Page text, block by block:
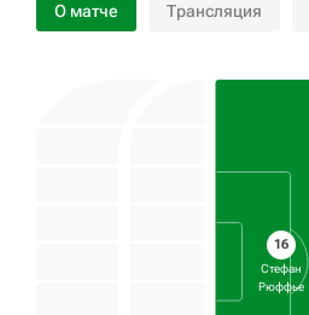
О матче Трансляция
16
Стефан
Рюффье